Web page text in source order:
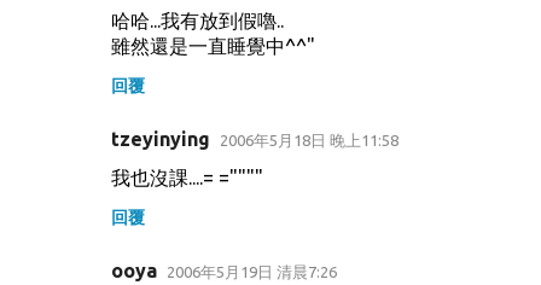
哈哈...我有放到假嚕..
雖然還是一直睡覺中^^"
回覆
tzeyinying 2006年5月18日 晚上11:58
我也沒課....= =""""
回覆
ooya 2006年5月19日 清晨7:26